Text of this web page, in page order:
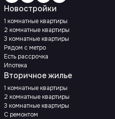
Новостройки
1 комнатные квартиры
2 комнатные квартиры
3 комнатные квартиры
Рядом с метро
Есть рассрочка
Ипотека
Вторичное жилье
1 комнатные квартиры
2 комнатные квартиры
3 комнатные квартиры
С ремонтом